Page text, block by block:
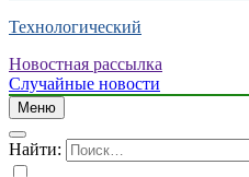
Технологический
Новостная рассылка
Случайные новости
Меню
Найти: